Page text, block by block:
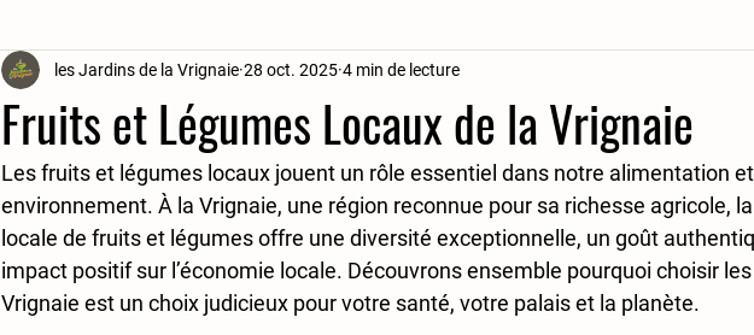
Fruits et Légumes Locaux de la Vrignaie
les Jardins de la Vrignaie 28 oct. 2025 4 min de lecture
Les fruits et légumes locaux jouent un rôle essentiel dans notre alimentation
environnement. À la Vrignaie, une région reconnue pour sa richesse agricole,
locale de fruits et légumes offre une diversité exceptionnelle, un goût
impact positif sur l’économie locale. Découvrons ensemble pourquoi choisir
Vrignaie est un choix judicieux pour votre santé, votre palais et la planète.